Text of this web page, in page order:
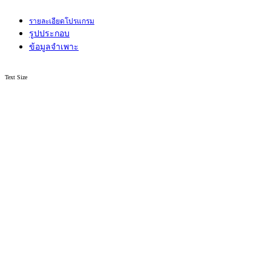
รายละเอียดโปรแกรม
รูปประกอบ
ข้อมูลจำเพาะ
Text Size